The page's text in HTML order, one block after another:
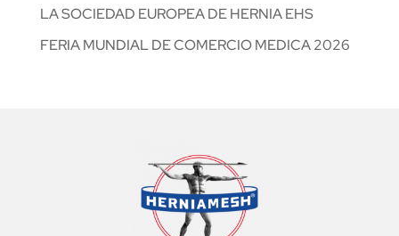
LA SOCIEDAD EUROPEA DE HERNIA EHS
FERIA MUNDIAL DE COMERCIO MEDICA 2026